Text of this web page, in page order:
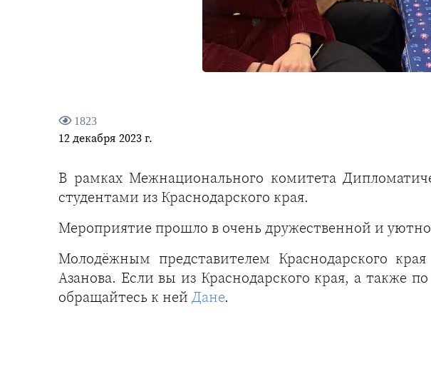
1823
12 декабря 2023 г.
В рамках Межнационального комитета
студентами из Краснодарского края.
Мероприятие прошло в очень дружественной и
Молодёжным представителем Краснодарского
Азанова. Если вы из Краснодарского края, а
обращайтесь к ней Дане.